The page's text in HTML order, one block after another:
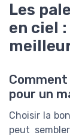
Les
en ciel
pour un
Choisir la
peut